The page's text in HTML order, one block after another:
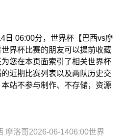
日 06:00分，世界杯【巴西vs摩
界杯比赛的朋友可以提前收藏
您在本页面索引了相关世界杯
近期比赛列表以及两队历史交
站不参与制作、不存储，资源
摩洛哥2026-06-1406:00世界